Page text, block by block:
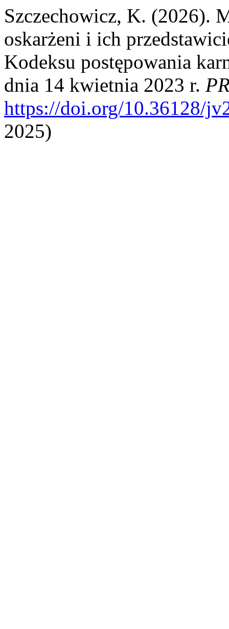
Szczechowicz, K. (2026).
oskarżeni i ich
Kodeksu postępowania
dnia 14 kwietnia 2023 r.
https://doi.org/10.36128/
2025)